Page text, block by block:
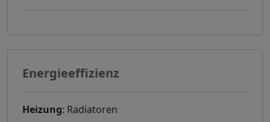
Energieeffizienz
Heizung: Radiatoren